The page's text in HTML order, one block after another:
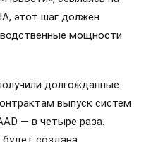
этот шаг должен
мощности
долгожданные
выпуск систем
— в четыре раза.